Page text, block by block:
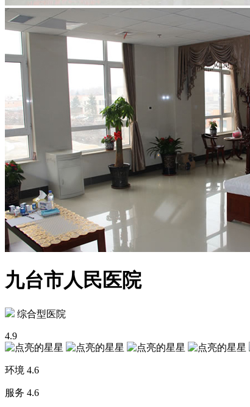
九台市人民医院
综合型医院
4.9
环境 4.6
服务 4.6